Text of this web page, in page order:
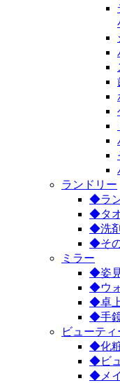
ランドリー
◆ラ
◆タ
◆洗
◆そ
ミラー
◆姿
◆ウ
◆卓
◆手
ビューテ
◆化
◆ビ
◆メ